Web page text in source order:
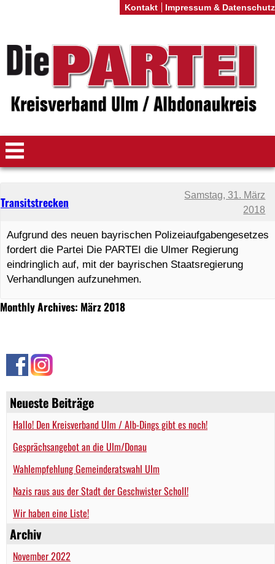
Neueste Beiträge
Hallo! Den Kreisverband Ulm / Alb-Dings gibt es noch!
Gesprächsangebot an die Ulm/Donau
Wahlempfehlung Gemeinderatswahl Ulm
Nazis raus aus der Stadt der Geschwister Scholl!
Wir haben eine Liste!
Archiv
November 2022
Monthly Archives: März 2018
Transitstrecken
Samstag, 31. März
2018
Aufgrund des neuen bayrischen Polizeiaufgabengesetzes
fordert die Partei Die PARTEI die Ulmer Regierung
eindringlich auf, mit der bayrischen Staatsregierung
Verhandlungen aufzunehmen.
Kontakt Impressum & Datenschutz